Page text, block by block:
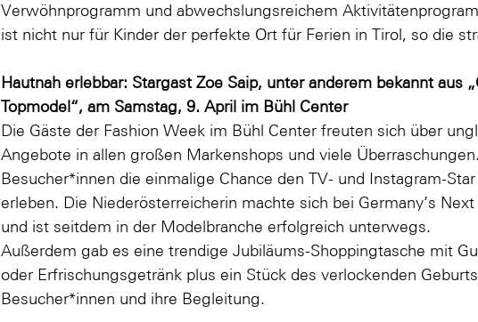
Verwöhnprogramm und abwechslungsreichem
ist nicht nur für Kinder der perfekte Ort für Ferien in Tirol, so die
Hautnah erlebbar: Stargast Zoe Saip, unter anderem bekannt aus
Topmodel“, am Samstag, 9. April im Bühl Center
Die Gäste der Fashion Week im Bühl Center freuten sich über
Angebote in allen großen Markenshops und viele
Besucher*innen die einmalige Chance den TV- und Instagram-
erleben. Die Niederösterreicherin machte sich bei Germany’s
und ist seitdem in der Modelbranche erfolgreich unterwegs.
Außerdem gab es eine trendige Jubiläums-Shoppingtasche mit
oder Erfrischungsgetränk plus ein Stück des verlockenden
Besucher*innen und ihre Begleitung.